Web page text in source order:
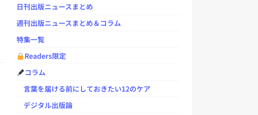
日刊出版ニュースまとめ
週刊出版ニュースまとめ＆コラム
特集一覧
Readers限定
コラム
言葉を届ける前にしておきたい12のケア
デジタル出版論